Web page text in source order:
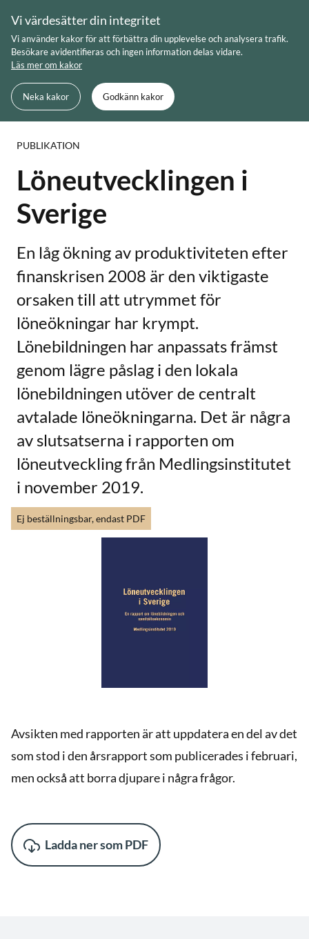
content
Sök Meny
Du är här: Startsida Löneutvecklingen i Sverige
PUBLIKATION
Löneutvecklingen i
Sverige
En låg ökning av produktiviteten efter
finanskrisen 2008 är den viktigaste
orsaken till att utrymmet för
löneökningar har krympt.
Lönebildningen har anpassats främst
genom lägre påslag i den lokala
lönebildningen utöver de centralt
avtalade löneökningarna. Det är några
av slutsatserna i rapporten om
löneutveckling från Medlingsinstitutet
i november 2019.
Ej beställningsbar, endast PDF
Avsikten med rapporten är att uppdatera en del av det
som stod i den årsrapport som publicerades i februari,
men också att borra djupare i några frågor.
Ladda ner som PDF
Vi värdesätter din integritet
Vi använder kakor för att förbättra din upplevelse och analysera trafik.
Besökare avidentifieras och ingen information delas vidare.
Läs mer om kakor
Neka kakor Godkänn kakor